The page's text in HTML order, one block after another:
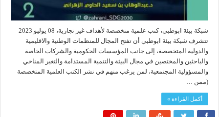
شبكة بيئة ابوظبي، كتب علمية متخصصة لأهداف غير تجارية، 08 يوليو 2023
تتشرف شبكة بيئة ابوظبي أن تفتح المجال للمنظمات الوطنية والاقليمية
والدولية المتخصصة، إلى جانب المؤسسات الحكومية والشركات الخاصة
والباحثين والمختصين في مجال البيئة والتنمية المستدامة والتغير المناخي
والمسؤولية المجتمعية، لمن يرغب منهم في نشر الكتب العلمية المتخصصة
(ممن …
أكمل القراءة »